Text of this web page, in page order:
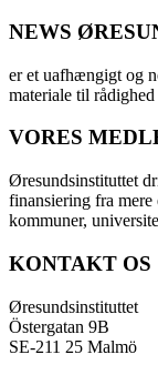
NEWS
er et uafhængigt og
materiale til
VORES
Øresundsinstituttet
finansiering fra mere
kommuner,
KONTAKT OS
Øresundsinstituttet
Östergatan 9B
SE-211 25 Malmö